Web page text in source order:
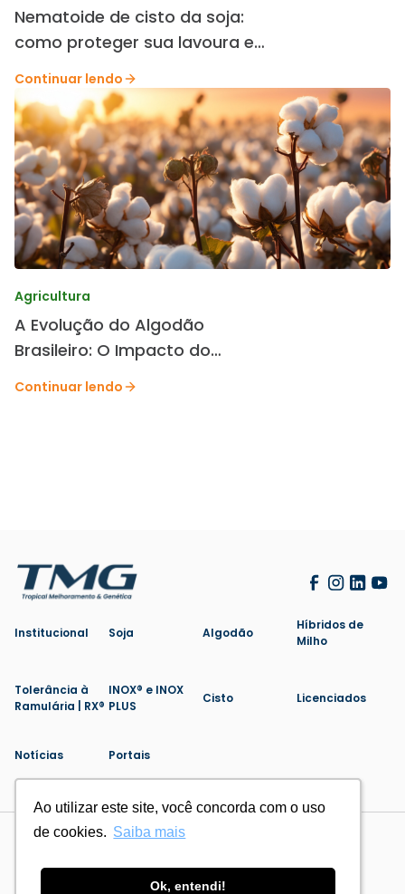
Ao utilizar este site, você concorda com o uso
de cookies. Saiba mais
Ok, entendi!
Ao utilizar este site, você concorda com o uso
de cookies. Saiba mais
Ok, entendi!
Nematoide de cisto da soja:
como proteger sua lavoura e
preservar a produtividade.
Continuar lendo
Agricultura
A Evolução do Algodão
Brasileiro: O Impacto do
Melhoramento Genético da
Continuar lendo
Institucional Soja Algodão
Híbridos de
Milho
Tolerância à
Ramulária | RX®
INOX® e INOX
PLUS
Cisto Licenciados
Notícias Portais
Politica de PrivacidadeCookies
Feito por